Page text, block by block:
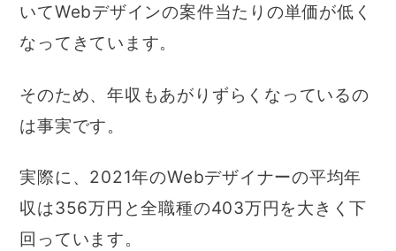
いてWebデザインの案件当たりの単価が低く
なってきています。
そのため、年収もあがりずらくなっているの
は事実です。
実際に、2021年のWebデザイナーの平均年
収は356万円と全職種の403万円を大きく下
回っています。